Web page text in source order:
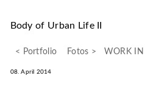
Body of Urban Life II
< Portfolio Fotos > WORK IN
08. April 2014